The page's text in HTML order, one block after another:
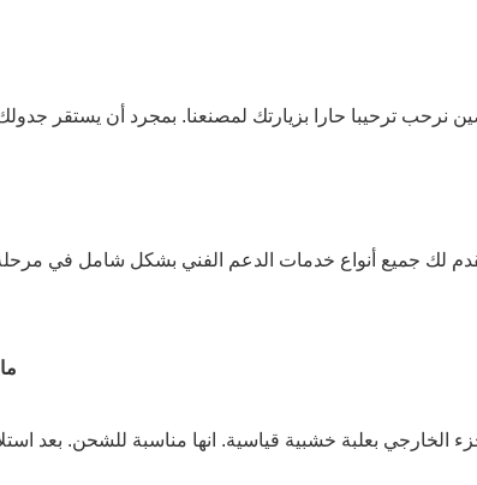
جميع أنواع خدمات الدعم الفني بشكل شامل في مرحلة
بعلبة خشبية قياسية. انها مناسبة للشحن. بعد